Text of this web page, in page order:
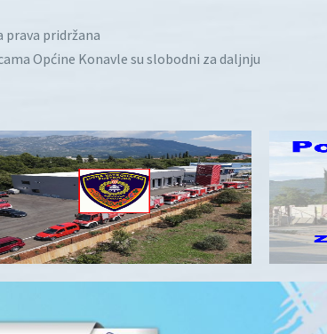
prava pridržana
Općine Konavle su slobodni za daljnju